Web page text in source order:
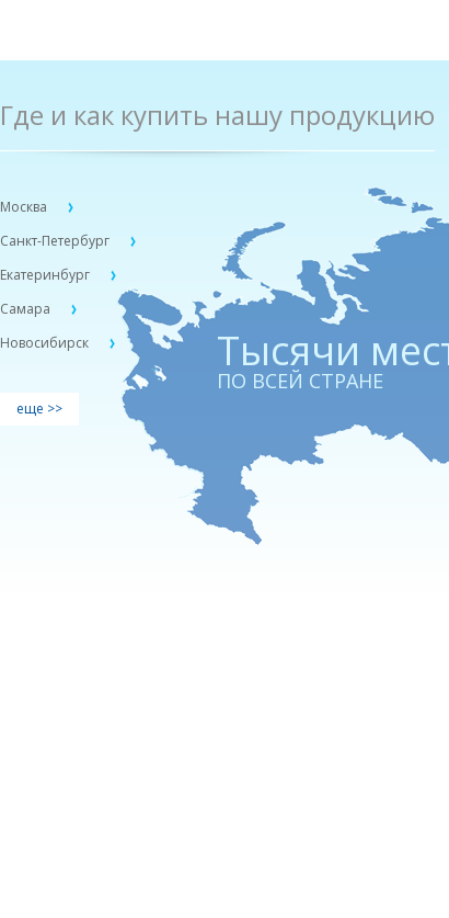
Где и как купить нашу продукцию
Москва
Санкт-Петербург
Екатеринбург
Самара
Новосибирск
еще >>
Тыcячи
ПО ВСЕЙ СТРАНЕ